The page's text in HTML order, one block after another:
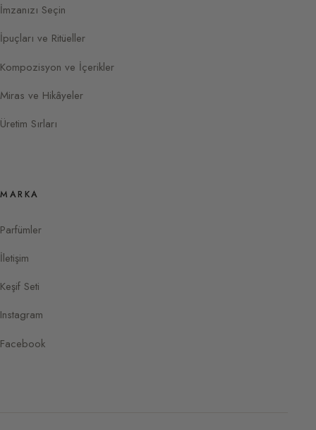
İmzanızı Seçin
İpuçları ve Ritüeller
Kompozisyon ve İçerikler
Miras ve Hikâyeler
Üretim Sırları
MARKA
Parfümler
İletişim
Keşif Seti
Instagram
Facebook